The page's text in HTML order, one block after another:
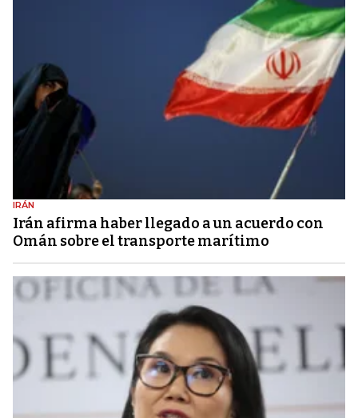
IRÁN
Irán afirma haber llegado a un acuerdo con
Omán sobre el transporte marítimo